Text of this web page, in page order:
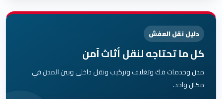
دليل نقل العفش
كل ما تحتاجه لنقل أثاث آمن
مدن وخدمات فك وتغليف وتركيب ونقل داخلي وبين المدن في
مكان واحد.